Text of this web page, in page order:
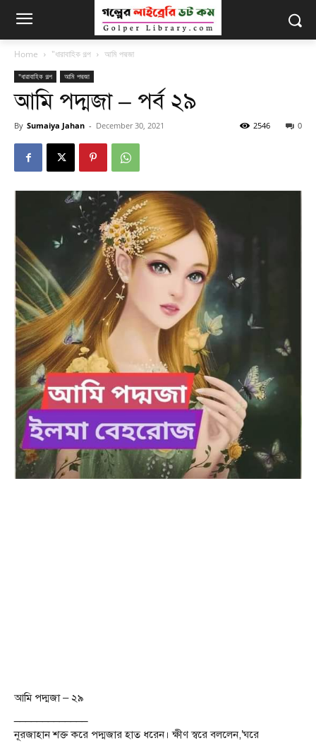
Home "ধারাবাহিক গল্প আমি পদ্মজা
"ধারাবাহিক গল্প আমি পদ্মজা
আমি পদ্মজা – পর্ব ২৯
By Sumaiya Jahan - December 30, 2021 0
2546
আমি পদ্মজা – ২৯
নূরজাহান শক্ত করে পদ্মজার হাত ধরেন। ক্ষীণ স্বরে বললেন,’ঘরে